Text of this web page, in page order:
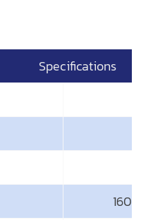
Specifications
160 x